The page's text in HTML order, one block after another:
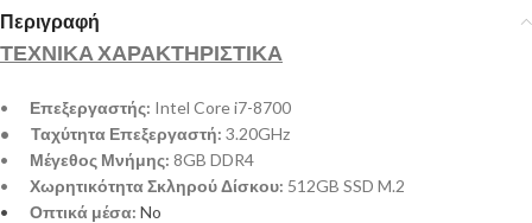
Περιγραφή
ΤΕΧΝΙΚΑ ΧΑΡΑΚΤΗΡΙΣΤΙΚΑ
• Επεξεργαστής: Intel Core i7-8700
• Ταχύτητα Επεξεργαστή: 3.20GHz
• Μέγεθος Μνήμης: 8GB DDR4
• Χωρητικότητα Σκληρού Δίσκου: 512GB SSD M.2
• Οπτικά μέσα: No